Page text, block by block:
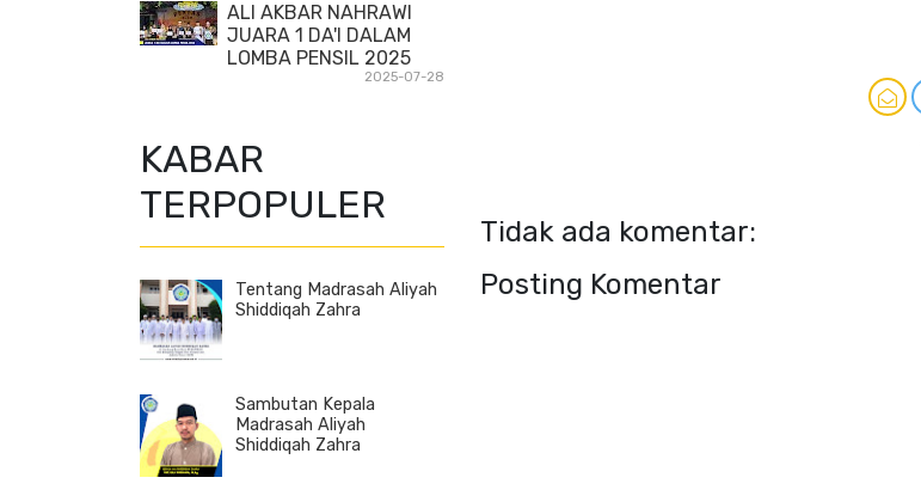
Tidak ada komentar:
Posting Komentar
ALI AKBAR NAHRAWI
JUARA 1 DA'I DALAM
LOMBA PENSIL 2025
2025-07-28
KABAR
TERPOPULER
Tentang Madrasah Aliyah
Shiddiqah Zahra
Sambutan Kepala
Madrasah Aliyah
Shiddiqah Zahra